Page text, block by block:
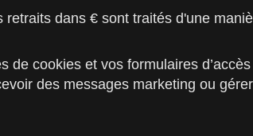
dans € sont traités d'une
cookies et vos formulaires
des messages marketing ou